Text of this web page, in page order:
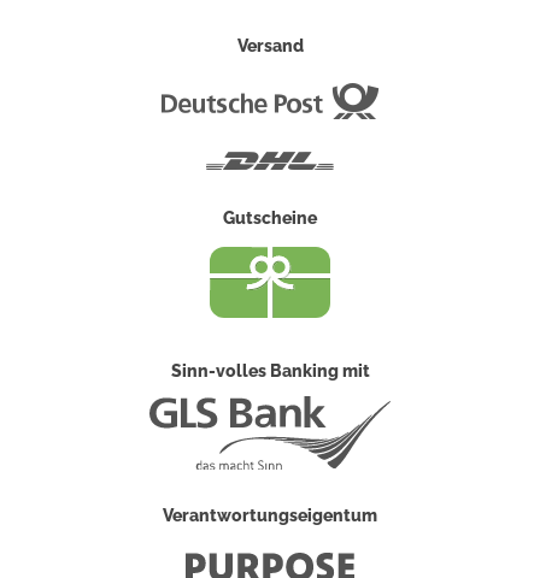
Versand
Gutscheine
Sinn-volles Banking mit
Verantwortungseigentum